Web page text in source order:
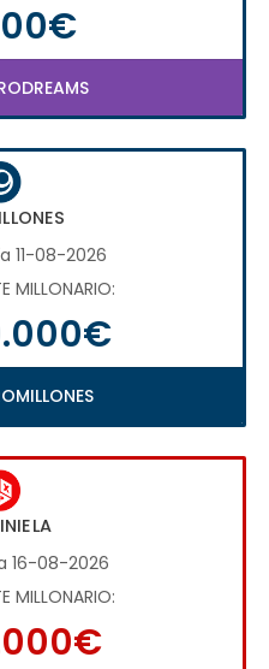
11-08-2026
MILLONARIO:
16-08-2026
MILLONARIO: